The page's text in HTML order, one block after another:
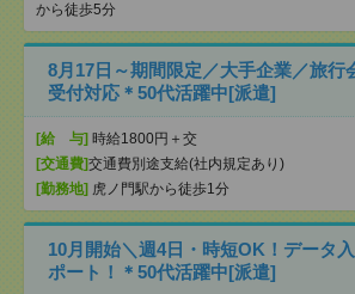
から徒歩5分
8月17日～期間限定／大手企業／旅行
受付対応＊50代活躍中[派遣]
[給 与] 時給1800円＋交
[交通費]交通費別途支給(社内規定あり)
[勤務地] 虎ノ門駅から徒歩1分
10月開始＼週4日・時短OK！データ
ポート！＊50代活躍中[派遣]